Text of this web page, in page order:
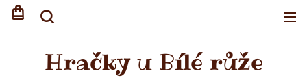
Hračky u Bílé růže